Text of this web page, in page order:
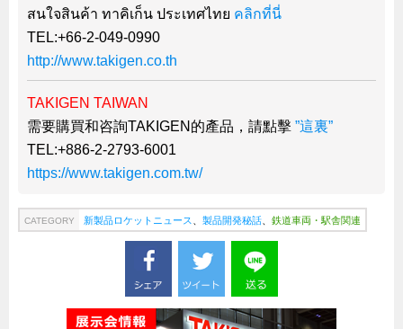
สนใจสินค้า ทาคิเก็น ประเทศไทย คลิกที่นี่
TEL:+66-2-049-0990
http://www.takigen.co.th
TAKIGEN TAIWAN
需要購買和咨詢TAKIGEN的產品，請點擊 ”這裏”
TEL:+886-2-2793-6001
https://www.takigen.com.tw/
CATEGORY 新製品ロケットニュース 製品開発秘話 鉄道車両・駅舎関連